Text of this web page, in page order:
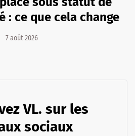
: ce que cela change
7 août 2026
VL. sur les
sociaux